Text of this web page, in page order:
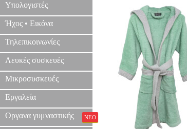
Υπολογιστές
Ήχος • Εικόνα
Τηλεπικοινωνίες
Λευκές συσκευές
Μικροσυσκευές
Εργαλεία
Οργανα γυμναστικής ΝΕΟ